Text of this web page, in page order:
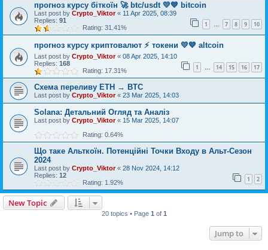
прогноз курсу біткоїн 🚀 btc/usdt 💛💙 bitcoin
Last post by Crypto_Viktor« 11 Apr 2025, 08:39
Replies: 91 1 … 7 8 9 10
Rating: 31.41%
прогноз курсу криптовалют ⚡ токени 💛💙 altcoin
Last post by Crypto_Viktor« 08 Apr 2025, 14:10
Replies: 168 1 … 14 15 16 17
Rating: 17.31%
Схема переливу ETH → BTC
Last post by Crypto_Viktor« 23 Mar 2025, 14:03
Solana: Детальний Огляд та Аналіз
Last post by Crypto_Viktor« 15 Mar 2025, 14:07
Rating: 0.64%
Що таке Альткоїн. Потенційні Точки Входу в Альт-Сезон
2024
Last post by Crypto_Viktor« 28 Nov 2024, 14:12
Replies: 12 1 2
Rating: 1.92%
New Topic
20 topics • Page 1 of 1
Jump to